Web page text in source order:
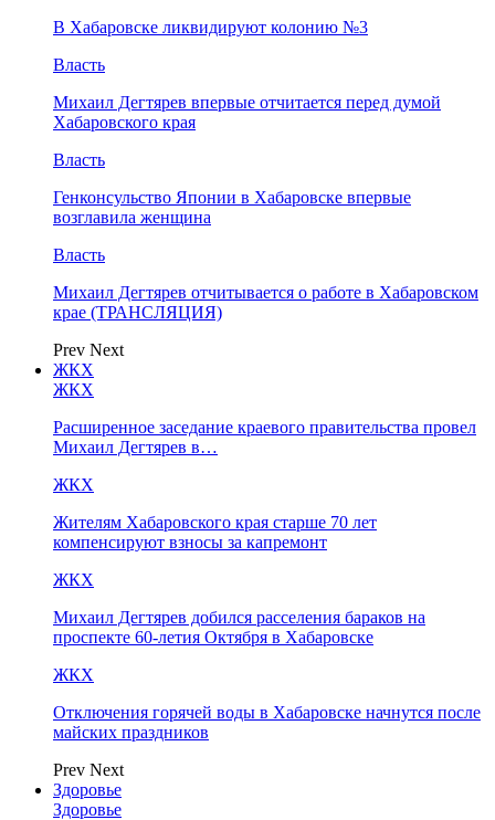
В Хабаровске ликвидируют колонию №3
Власть
Михаил Дегтярев впервые отчитается перед думой
Хабаровского края
Власть
Генконсульство Японии в Хабаровске впервые
возглавила женщина
Власть
Михаил Дегтярев отчитывается о работе в Хабаровском
крае (ТРАНСЛЯЦИЯ)
Prev Next
ЖКХ
ЖКХ
Расширенное заседание краевого правительства провел
Михаил Дегтярев в…
ЖКХ
Жителям Хабаровского края старше 70 лет
компенсируют взносы за капремонт
ЖКХ
Михаил Дегтярев добился расселения бараков на
проспекте 60-летия Октября в Хабаровске
ЖКХ
Отключения горячей воды в Хабаровске начнутся после
майских праздников
Prev Next
Здоровье
Здоровье